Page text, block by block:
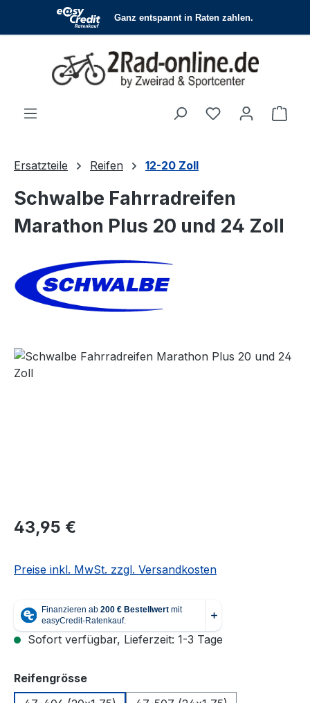
Zum Hauptinhalt springen
Du hast 0
Ersatzteile Reifen 12-20 Zoll
Schwalbe Fahrradreifen
Marathon Plus 20 und 24 Zoll
Regulärer Preis:
43,95 €
Preise inkl. MwSt. zzgl. Versandkosten
Sofort verfügbar, Lieferzeit: 1-3 Tage
Reifengrösseauswählen